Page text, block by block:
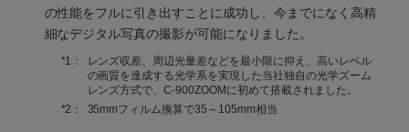
の性能をフルに引き出すことに成功し、今までになく高精
細なデジタル写真の撮影が可能になりました。
*1：
レンズ収差、周辺光量差などを最小限に抑え、高いレベル
の画質を達成する光学系を実現した当社独自の光学ズーム
レンズ方式で、C-900ZOOMに初めて搭載されました。
*2：
35mmフィルム換算で35～105mm相当